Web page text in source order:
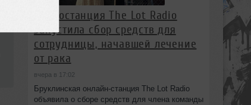
Радиостанция The Lot Radio
запустила сбор средств для
сотрудницы, начавшей лечение
от рака
вчера в 17:02
Бруклинская онлайн-станция The Lot Radio
объявила о сборе средств для члена команды